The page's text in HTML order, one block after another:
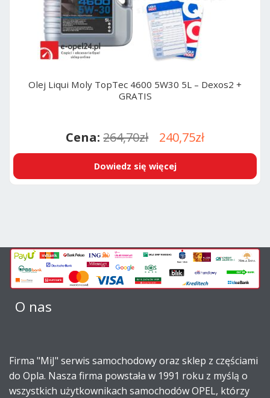
Olej Liqui Moly TopTec 4600 5W30 5L – Dexos2 +
GRATIS
264,70zł
Pierwotna
cena
wynosiła:
240,75złAktualna
cena
wynosi:
Dowiedz się więcej
O nas
Firma "MiJ" serwis samochodowy oraz sklep z częściami
do Opla. Nasza firma powstała w 1991 roku z myślą o
wszystkich użytkownikach samochodów OPEL, którzy